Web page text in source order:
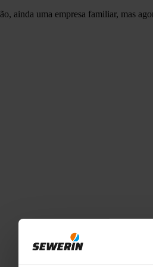
ainda uma empresa familiar, mas